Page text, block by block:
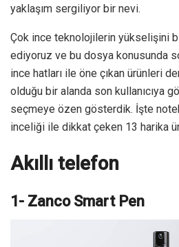
yaklaşım sergiliyor bir nevi.
Çok ince teknolojilerin yükselişini
ediyoruz ve bu dosya konusunda
ince hatları ile öne çıkan ürünleri
olduğu bir alanda son kullanıcıya
seçmeye özen gösterdik. İşte
inceliği ile dikkat çeken 13 harika
Akıllı telefon
1- Zanco Smart Pen